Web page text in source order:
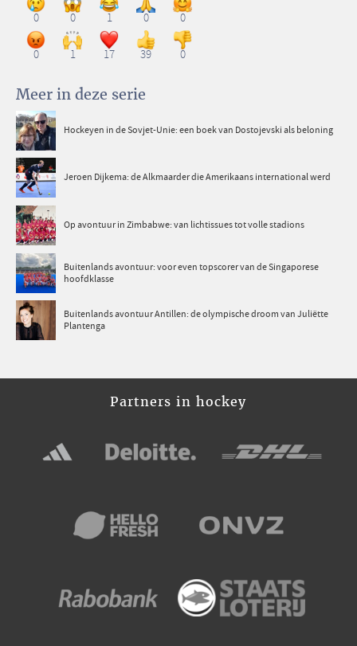
0 0 1 0 0
0 1 17 39 0
Meer in deze serie
Hockeyen in de Sovjet-Unie: een boek van Dostojevski als beloning
Jeroen Dijkema: de Alkmaarder die Amerikaans international werd
Op avontuur in Zimbabwe: van lichtissues tot volle stadions
Buitenlands avontuur: voor even topscorer van de Singaporese
hoofdklasse
Buitenlands avontuur Antillen: de olympische droom van Juliëtte
Plantenga
Partners in hockey